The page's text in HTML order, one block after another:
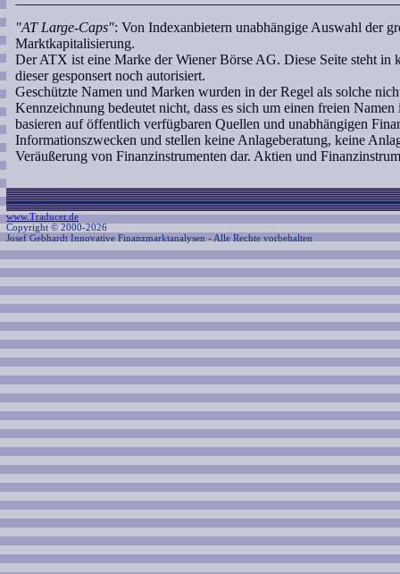
"AT Large-Caps": Von Indexanbietern unabhängige Auswahl der
Marktkapitalisierung.
Der ATX ist eine Marke der Wiener Börse AG. Diese Seite steht
dieser gesponsert noch autorisiert.
Geschützte Namen und Marken wurden in der Regel als solche
Kennzeichnung bedeutet nicht, dass es sich um einen freien
basieren auf öffentlich verfügbaren Quellen und unabhängigen
Informationszwecken und stellen keine Anlageberatung, keine
Veräußerung von Finanzinstrumenten dar. Aktien und
www.Traducer.de
Copyright © 2000-2026
Josef Gebhardt Innovative Finanzmarktanalysen - Alle Rechte vorbehalten